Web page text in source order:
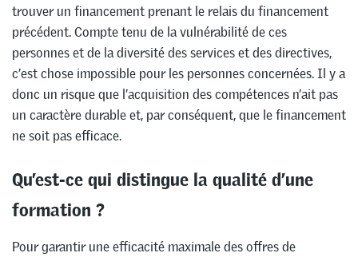
trouver un financement prenant le relais du financement
précédent. Compte tenu de la vulnérabilité de ces
personnes et de la diversité des services et des directives,
c’est chose impossible pour les personnes concernées. Il y a
donc un risque que l’acquisition des compétences n’ait pas
un caractère durable et, par conséquent, que le financement
ne soit pas efficace.
Qu’est-ce qui distingue la qualité d’une
formation ?
Pour garantir une efficacité maximale des offres de